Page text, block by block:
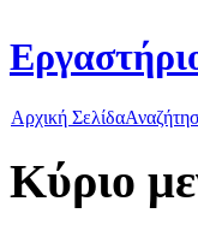
Αρχική Σελίδα
Κύριο